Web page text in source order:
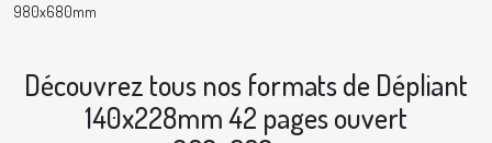
980x680mm
Découvrez tous nos formats de Dépliant
140x228mm 42 pages ouvert